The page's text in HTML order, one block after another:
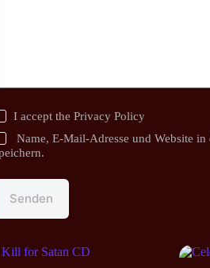
I accept the Privacy Policy
Name, E-Mail-Adresse und Website
Senden